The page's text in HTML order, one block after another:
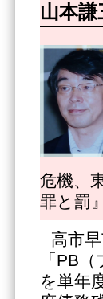
山本謙
危機、
罪と罰
高市
「PB
を単年